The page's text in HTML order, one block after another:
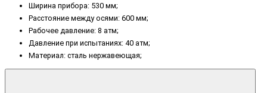
Ширина прибора: 530 мм;
Расстояние между осями: 600 мм;
Рабочее давление: 8 атм;
Давление при испытаниях: 40 атм;
Материал: сталь нержавеющая;